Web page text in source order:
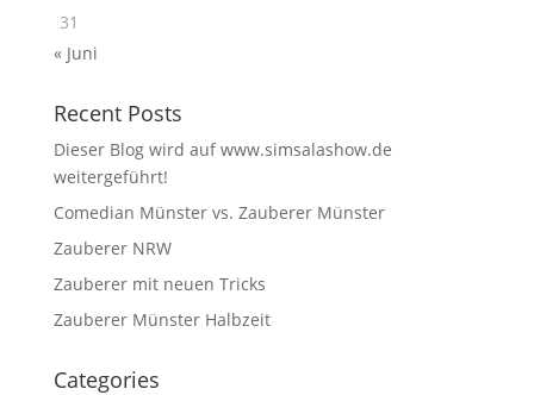
31
« Juni
Recent Posts
Dieser Blog wird auf www.simsalashow.de
weitergeführt!
Comedian Münster vs. Zauberer Münster
Zauberer NRW
Zauberer mit neuen Tricks
Zauberer Münster Halbzeit
Categories